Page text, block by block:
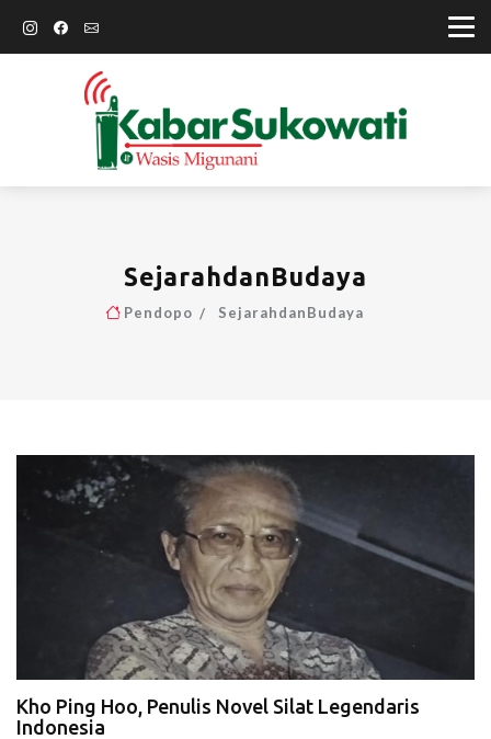
SejarahdanBudaya
Pendopo SejarahdanBudaya
Kho Ping Hoo, Penulis Novel Silat Legendaris
Indonesia